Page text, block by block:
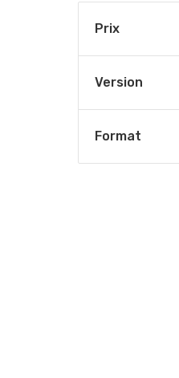
Prix
Version
Format